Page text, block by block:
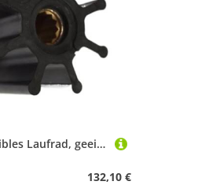
HLTesy Flexibles Laufrad, geeignet for Penda-Laufrad 875575-3/831182
132,10 €